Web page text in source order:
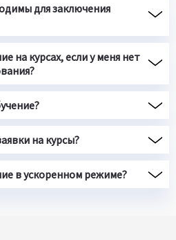
для заключения
на курсах, если у меня нет
на курсы?
в ускоренном режиме?